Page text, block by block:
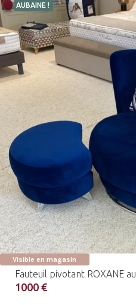
AUBAINE !
Visible en magasin
Fauteuil pivotant ROXANE
1000 €